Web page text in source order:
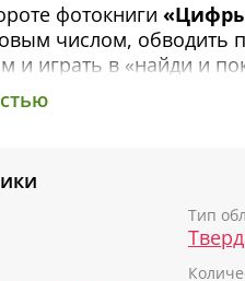
фотокниги
числом, обводить
и играть в «найди и
и цвета.
квадратик
«Цифры»
ручках, а еще ее
Тип